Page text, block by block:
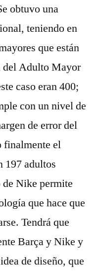
obtuvo una
teniendo en
que están
del Adulto Mayor
caso eran 400;
con un nivel de
de error del
finalmente el
197 adultos
Nike permite
que hace que
Tendrá que
Barça y Nike y
de diseño, que